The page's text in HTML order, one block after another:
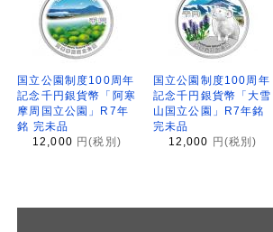
国立公園制度100周年
記念千円銀貨幣「阿寒
摩周国立公園」R7年
銘 完未品
12,000 円(税別)
国立公園制度100周年
記念千円銀貨幣「大雪
山国立公園」R7年銘
完未品
12,000 円(税別)